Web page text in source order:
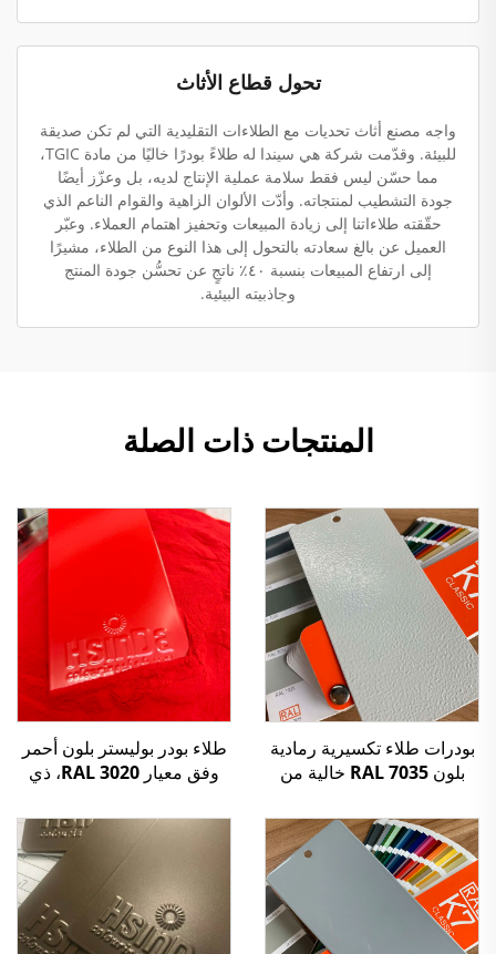
تحول قطاع الأثاث
واجه مصنع أثاث تحديات مع الطلاءات التقليدية التي لم تكن صديقة
للبيئة. وقدّمت شركة هي سيندا له طلاءً بودرًا خاليًا من مادة TGIC،
مما حسّن ليس فقط سلامة عملية الإنتاج لديه، بل وعزّز أيضًا
جودة التشطيب لمنتجاته. وأدّت الألوان الزاهية والقوام الناعم الذي
حقّقته طلاءاتنا إلى زيادة المبيعات وتحفيز اهتمام العملاء. وعبّر
العميل عن بالغ سعادته بالتحول إلى هذا النوع من الطلاء، مشيرًا
إلى ارتفاع المبيعات بنسبة ٤٠٪ ناتجٍ عن تحسُّن جودة المنتج
وجاذبيته البيئية.
المنتجات ذات الصلة
بودرات طلاء تكسيرية رمادية
بلون RAL 7035 خالية من
والخارجي
طلاء بودر بوليستر بلون أحمر
وفق معيار RAL 3020، ذي